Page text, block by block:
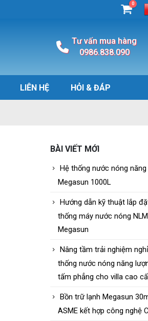
0
Tư vấn mua hàng
0986.838.090
LIÊN HỆ HỎI & ĐÁP
BÀI VIẾT MỚI
Hệ thống nước nóng
Megasun 1000L
Hướng dẫn kỹ thuật lắp
thống máy nước nóng
Megasun
Nâng tầm trải nghiệm
thống nước nóng năng
tấm phẳng cho villa cao
Bồn trữ lạnh Megasun
ASME kết hợp công nghệ